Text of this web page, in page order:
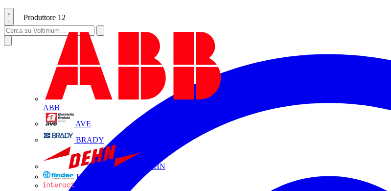
Produttore 12
ABB
AVE
BRADY
DEHN
FINDER